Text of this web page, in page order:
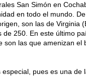
San Simón en
en todo el mundo.
son las de Virginia
de 250. En este último
son las que amenizan
pues es una